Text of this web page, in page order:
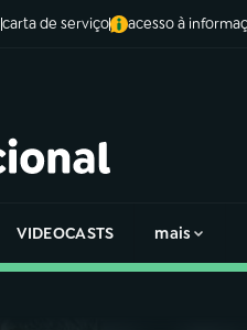
carta de serviço acesso à
VIDEOCASTS mais